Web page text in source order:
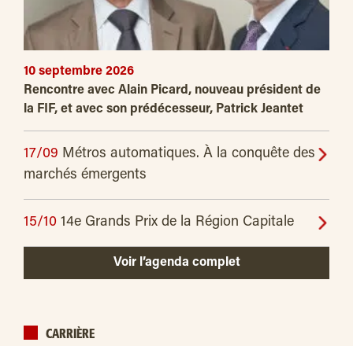
10 septembre 2026
Rencontre avec Alain Picard, nouveau président de
la FIF, et avec son prédécesseur, Patrick Jeantet
17/09 Métros automatiques. À la conquête des
marchés émergents
15/10 14e Grands Prix de la Région Capitale
Voir l’agenda complet
CARRIÈRE